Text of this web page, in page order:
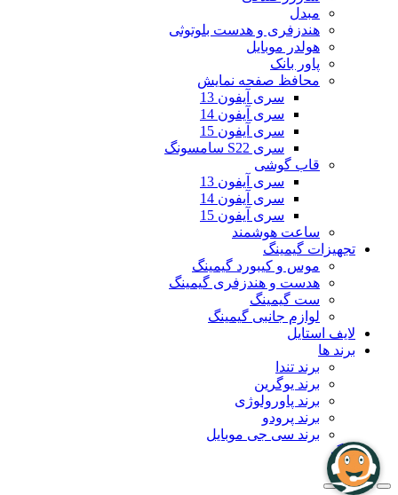
مبدل
هندزفری و هدست بلوتوثی
هولدر موبایل
پاور بانک
محافظ صفحه نمایش
سری آیفون 13
سری آیفون 14
سری آیفون 15
سری S22 سامسونگ
قاب گوشی
سری آیفون 13
سری آیفون 14
سری آیفون 15
ساعت هوشمند
تجهیزات گیمینگ
موس و کیبورد گیمینگ
هدست و هندزفری گیمینگ
ست گیمینگ
لوازم جانبی گیمینگ
لایف استایل
برند ها
برند تندا
برند یوگرین
برند پاورولوژی
برند پرودو
برند سی جی موبایل
بلاگ